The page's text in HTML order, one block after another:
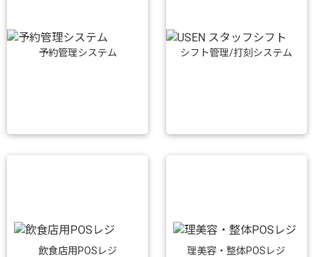
予約管理システム シフト管理/打刻システム
飲食店用POSレジ 理美容・整体POSレジ